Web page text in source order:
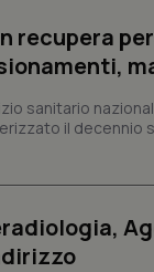
recupera
sanitario
il decennio
tracking-enable
_ga